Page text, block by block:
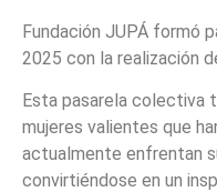
Fundación JUPÁ formó
2025 con la realización
Esta pasarela colectiva
mujeres valientes que
actualmente enfrentan
convirtiéndose en un